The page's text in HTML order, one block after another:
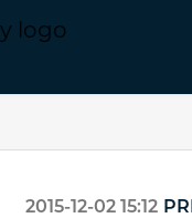
2015-12-02 15:12